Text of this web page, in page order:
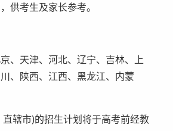
供考生及家长参考。
、天津、河北、辽宁、吉林、上
、陕西、江西、黑龙江、内蒙
辖市)的招生计划将于高考前经教